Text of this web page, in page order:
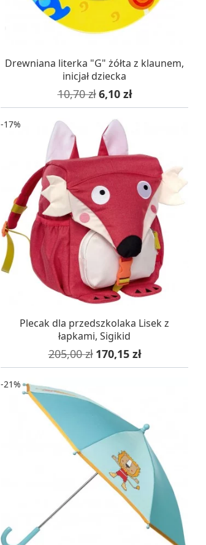
W MAGAZYNIE, DOSTAWA 24H
Drewniana literka "G" żółta z klaunem,
inicjał dziecka
Cena podstawowa
10,70 złCena
6,10 zł
W MAGAZYNIE, DOSTAWA 24H
Plecak dla przedszkolaka Lisek z
łapkami, Sigikid
Cena podstawowa
205,00 zł Cena
170,15 zł
-17%
-21%